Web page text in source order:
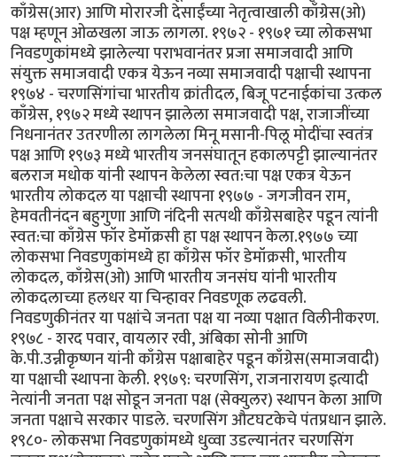
काँग्रेस(आर) आणि मोरारजी देसाईंच्या नेतृत्वाखाली काँग्रेस(ओ)
पक्ष म्हणून ओळखला जाऊ लागला. १९७२ - १९७१ च्या लोकसभा
निवडणुकांमध्ये झालेल्या पराभवानंतर प्रजा समाजवादी आणि
संयुक्त समाजवादी एकत्र येऊन नव्या समाजवादी पक्षाची स्थापना
१९७४ - चरणसिंगांचा भारतीय क्रांतीदल, बिजू पटनाईकांचा उत्कल
काँग्रेस, १९७२ मध्ये स्थापन झालेला समाजवादी पक्ष, राजाजींच्या
निधनानंतर उतरणीला लागलेला मिनू मसानी-पिलू मोदींचा स्वतंत्र
पक्ष आणि १९७३ मध्ये भारतीय जनसंघातून हकालपट्टी झाल्यानंतर
बलराज मधोक यांनी स्थापन केलेला स्वत:चा पक्ष एकत्र येऊन
भारतीय लोकदल या पक्षाची स्थापना १९७७ - जगजीवन राम,
हेमवतीनंदन बहुगुणा आणि नंदिनी सत्पथी काँग्रेसबाहेर पडून त्यांनी
स्वत:चा काँग्रेस फॉर डेमॉक्रसी हा पक्ष स्थापन केला.१९७७ च्या
लोकसभा निवडणुकांमध्ये हा काँग्रेस फॉर डेमॉक्रसी, भारतीय
लोकदल, काँग्रेस(ओ) आणि भारतीय जनसंघ यांनी भारतीय
लोकदलाच्या हलधर या चिन्हावर निवडणूक लढवली.
निवडणुकीनंतर या पक्षांचे जनता पक्ष या नव्या पक्षात विलीनीकरण.
१९७८ - शरद पवार, वायलार रवी, अंबिका सोनी आणि
के.पी.उन्नीकृष्णन यांनी काँग्रेस पक्षाबाहेर पडून काँग्रेस(समाजवादी)
या पक्षाची स्थापना केली. १९७९: चरणसिंग, राजनारायण इत्यादी
नेत्यांनी जनता पक्ष सोडून जनता पक्ष (सेक्युलर) स्थापन केला आणि
जनता पक्षाचे सरकार पाडले. चरणसिंग औटघटकेचे पंतप्रधान झाले.
१९८०- लोकसभा निवडणुकांमध्ये धुव्वा उडल्यानंतर चरणसिंग